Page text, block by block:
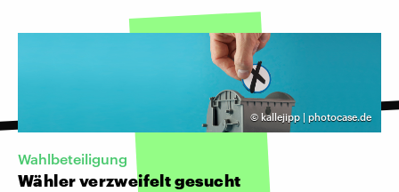
© kallejipp | photocase.de
Wahlbeteiligung
Wähler verzweifelt gesucht